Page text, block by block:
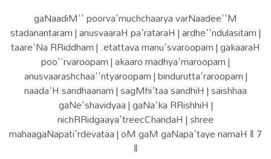
gaNaadiM'' poorva'muchchaarya varNaadee''M
stadanantaram | anusvaaraH pa'rataraH | ardhe''ndulasitam |
taare'Na RRiddham | .etattava manu'svaroopam | gakaaraH
poo''rvaroopam | akaaro madhya'maroopam |
anusvaarashchaa''ntyaroopam | bindurutta'raroopam |
naada'H sandhaanam | sagMhi'taa sandhiH | saishhaa
gaNe'shavidyaa | gaNa'ka RRishhiH |
nichRRidgaaya'treecChandaH | shree
mahaagaNapati'rdevataa | oM gaM gaNapa'taye namaH ‖ 7
‖